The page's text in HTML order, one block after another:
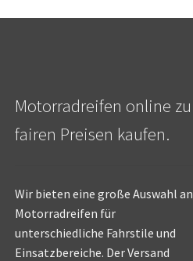
Motorradreifen online zu
fairen Preisen kaufen.
Wir bieten eine große Auswahl an
Motorradreifen für
unterschiedliche Fahrstile und
Einsatzbereiche. Der Versand